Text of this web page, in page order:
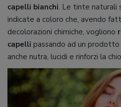
capelli bianchi. Le tinte naturali
indicate a coloro che, avendo
decolorazioni chimiche, vogliono
capelli passando ad un
anche nutra, lucidi e rinforzi la